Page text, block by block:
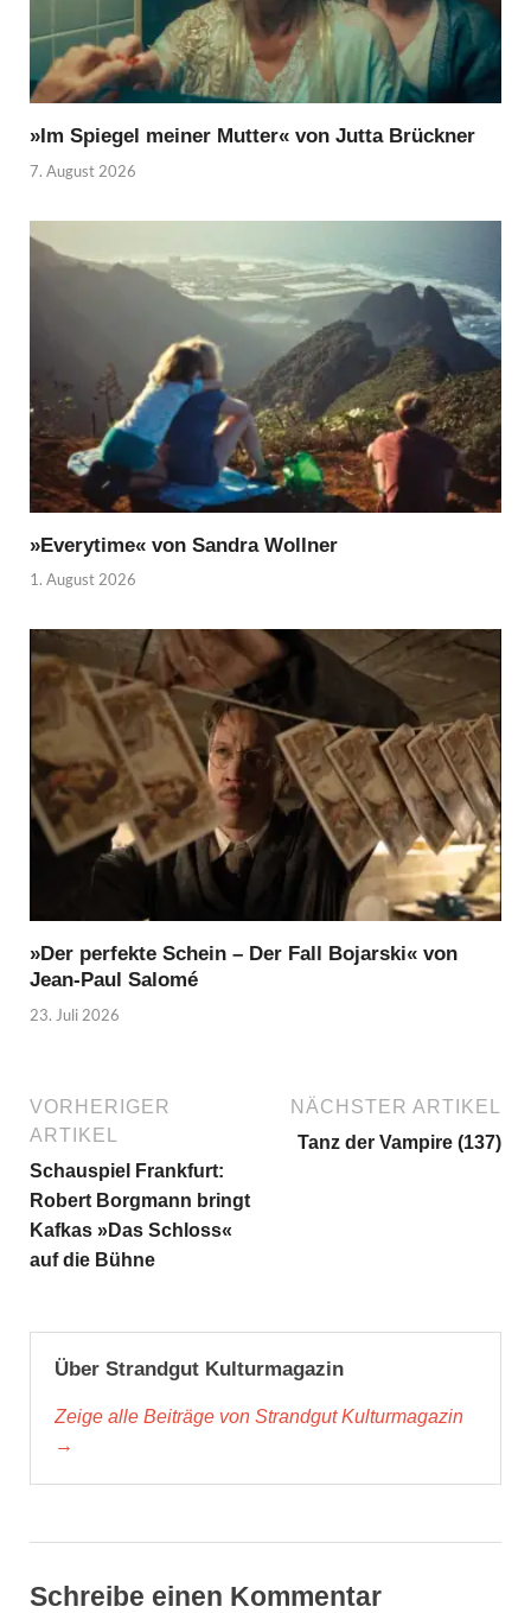
»Im Spiegel meiner Mutter« von Jutta Brückner
7. August 2026
»Everytime« von Sandra Wollner
1. August 2026
»Der perfekte Schein – Der Fall Bojarski« von
Jean-Paul Salomé
23. Juli 2026
VORHERIGER
ARTIKEL
Schauspiel Frankfurt:
Robert Borgmann bringt
Kafkas »Das Schloss«
auf die Bühne
NÄCHSTER ARTIKEL
Tanz der Vampire (137)
Über Strandgut Kulturmagazin
Zeige alle Beiträge von Strandgut Kulturmagazin
→
Schreibe einen Kommentar